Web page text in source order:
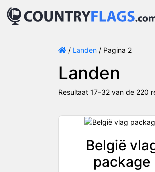
/ Landen / Pagina 2
Landen
Resultaat 17–32 van de 220
België
package